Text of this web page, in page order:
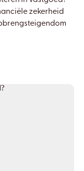
zekerheid